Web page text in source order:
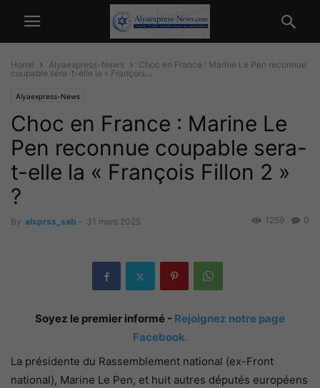
Home Alyaexpress-News
Choc en France : Marine Le Pen reconnue
coupable sera-t-elle la « François...
Alyaexpress-News
Choc en France : Marine Le
Pen reconnue coupable sera-
t-elle la « François Fillon 2 »
?
By alxprss_sab - 31 mars 2025 0
1259
Soyez le premier informé - Rejoignez notre page
Facebook.
La présidente du Rassemblement national (ex-Front
national), Marine Le Pen, et huit autres députés européens